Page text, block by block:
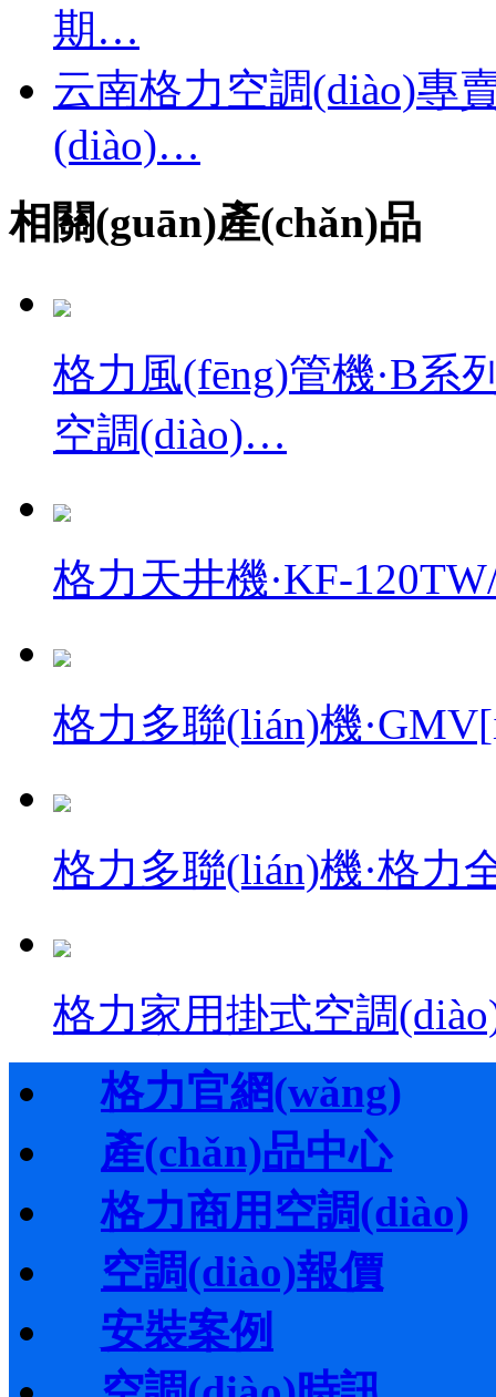
期…
云南格力空調(diào)專
(diào)…
相關(guān)產(chǎn)品
格力風(fēng)管機·B系
空調(diào)…
格力天井機·KF-
格力多聯(lián)機
格力多聯(lián)機·格力
格力家用掛式空調
格力官網(wǎng)
產(chǎn)品中心
格力商用空調(diào)
空調(diào)報價
安裝案例